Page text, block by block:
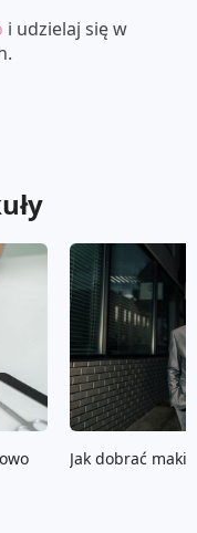
i udzielaj się w
Jak dobrać